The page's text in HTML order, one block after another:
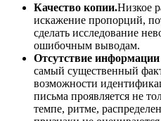
Качество копии.Низкое
искажение пропорций,
сделать исследование
ошибочным выводам.
Отсутствие
самый существенный
возможности
письма проявляется не
темпе, ритме,